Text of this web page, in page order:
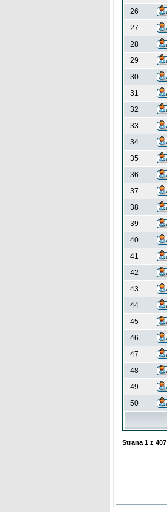
26
27
28
29
30
31
32
33
34
35
36
37
38
39
40
41
42
43
44
45
46
47
48
49
50
Strana 1 z 407